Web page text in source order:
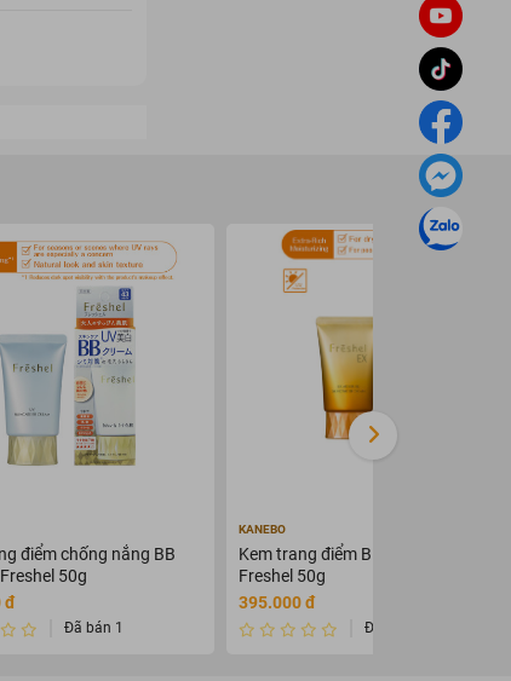
điểm chống nắng BB
50g
đ
Đã bán 1
KANEBO
Kem trang điểm BB Cream Kanebo
Freshel 50g
395.000 đ
Đã bán 0